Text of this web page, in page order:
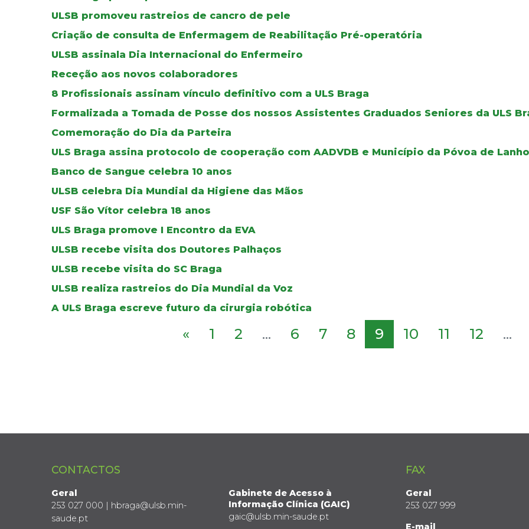
ULSB promoveu rastreios de cancro de pele
Criação de consulta de Enfermagem de Reabilitação Pré-operatória
ULSB assinala Dia Internacional do Enfermeiro
Receção aos novos colaboradores
8 Profissionais assinam vínculo definitivo com a ULS Braga
Formalizada a Tomada de Posse dos nossos Assistentes Graduados Seniores da ULS
Comemoração do Dia da Parteira
ULS Braga assina protocolo de cooperação com AADVDB e Município da Póvoa de
Banco de Sangue celebra 10 anos
ULSB celebra Dia Mundial da Higiene das Mãos
USF São Vítor celebra 18 anos
ULS Braga promove I Encontro da EVA
ULSB recebe visita dos Doutores Palhaços
ULSB recebe visita do SC Braga
ULSB realiza rastreios do Dia Mundial da Voz
A ULS Braga escreve futuro da cirurgia robótica
« 1 2 ... 6 7 8 9 10 11 12 ...
CONTACTOS
Geral
253 027 000 | hbraga@ulsb.min-
saude.pt
Gabinete de Acesso à
Informação Clínica (GAIC)
gaic@ulsb.min-saude.pt
FAX
Geral
253 027 999
E-mail